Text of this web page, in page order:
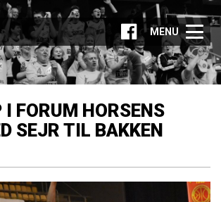
MENU
FORUM HORSENS
SEJR TIL BAKKEN